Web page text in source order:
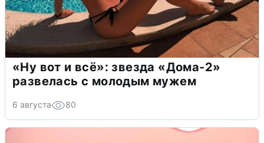
«Ну вот и всё»: звезда «Дома-2»
развелась с молодым мужем
6 августа 80